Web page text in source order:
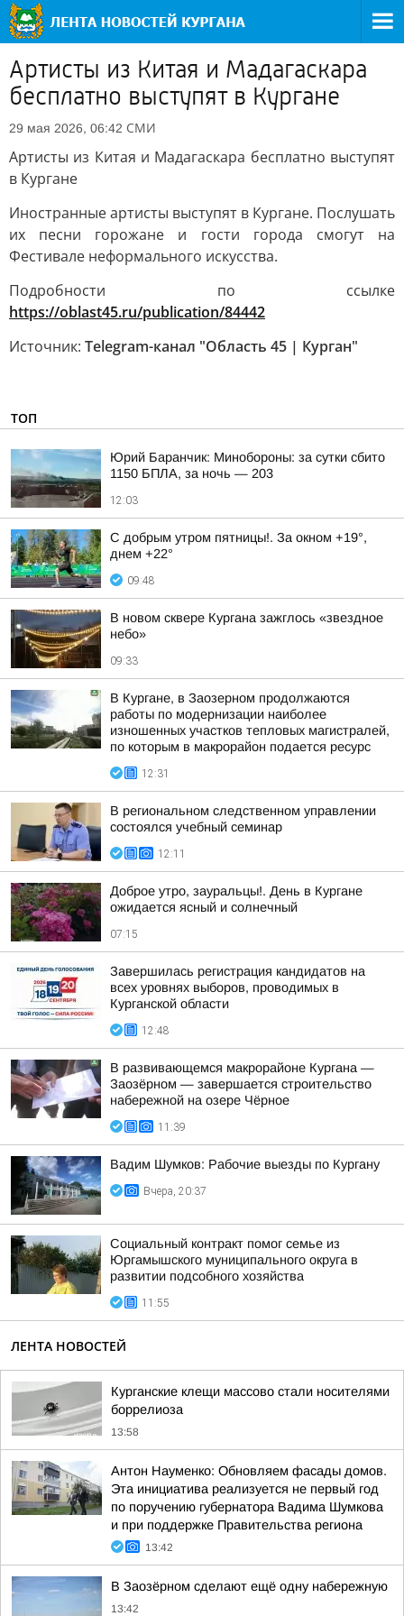
Артисты из Китая и Мадагаскара
бесплатно выступят в Кургане
29 мая 2026, 06:42 СМИ
Артисты из Китая и Мадагаскара бесплатно выступят
в Кургане
Иностранные артисты выступят в Кургане. Послушать
их песни горожане и гости города смогут на
Фестивале неформального искусства.
Подробности по ссылке
https://oblast45.ru/publication/84442
Источник: Telegram-канал "Область 45 | Курган"
ТОП
Юрий Баранчик: Минобороны: за сутки сбито
1150 БПЛА, за ночь — 203
12:03
С добрым утром пятницы!. За окном +19°,
днем +22°
09:48
В новом сквере Кургана зажглось «звездное
небо»
09:33
В Кургане, в Заозерном продолжаются
работы по модернизации наиболее
изношенных участков тепловых магистралей,
по которым в макрорайон подается ресурс
12:31
В региональном следственном управлении
состоялся учебный семинар
12:11
Доброе утро, зауральцы!. День в Кургане
ожидается ясный и солнечный
07:15
Завершилась регистрация кандидатов на
всех уровнях выборов, проводимых в
Курганской области
12:48
В развивающемся макрорайоне Кургана —
Заозёрном — завершается строительство
набережной на озере Чёрное
11:39
Вадим Шумков: Рабочие выезды по Кургану
Вчера, 20:37
Социальный контракт помог семье из
Юргамышского муниципального округа в
развитии подсобного хозяйства
11:55
ЛЕНТА НОВОСТЕЙ
Курганские клещи массово стали носителями
боррелиоза
13:58
Антон Науменко: Обновляем фасады домов.
Эта инициатива реализуется не первый год
по поручению губернатора Вадима Шумкова
и при поддержке Правительства региона
13:42
В Заозёрном сделают ещё одну набережную
13:42